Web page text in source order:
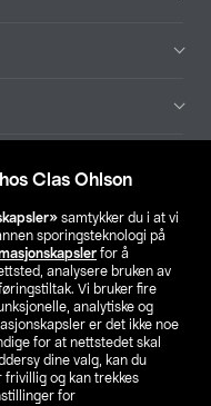
Clas Ohlson
samtykker du i at vi
sporingsteknologi på
for å
analysere bruken av
Vi bruker fire
analytiske og
er det ikke noe
for at nettstedet skal
dine valg, kan du
frivillig og kan trekkes
for